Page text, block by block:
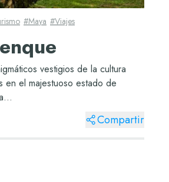
#Maya #Viajes
vestigios de la cultura
en el majestuoso estado de
Compartir